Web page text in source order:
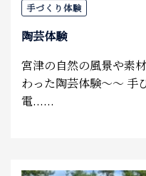
手づくり体験
陶芸体験
宮津の自然の風景や素
わった陶芸体験～～ 手
電......